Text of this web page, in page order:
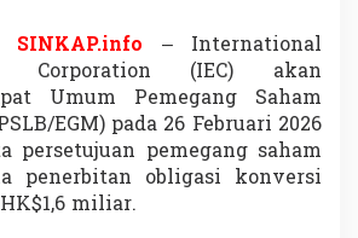
a
n
P
e
n
e
r
b
i
SINKAP.info
– International
Corporation (IEC) akan
Umum Pemegang Saham
EGM) pada 26 Februari 2026
persetujuan pemegang saham
penerbitan obligasi konversi
miliar.